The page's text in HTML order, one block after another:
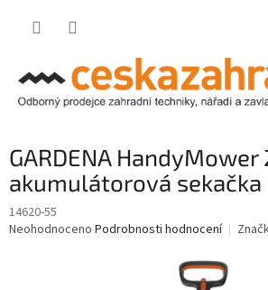
GARDENA HandyMower
akumulátorová sekačka
14620-55
Průměrné
Neohodnoceno Podrobnosti hodnocení